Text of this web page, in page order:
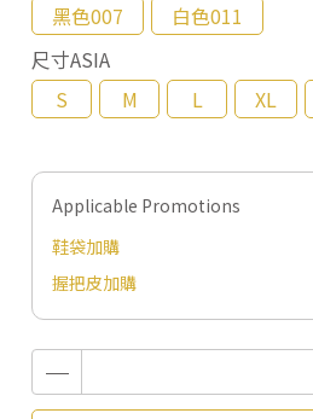
黑色007
白色011
尺寸ASIA
S
M L XL
Applicable Promotions
鞋袋加購
握把皮加購